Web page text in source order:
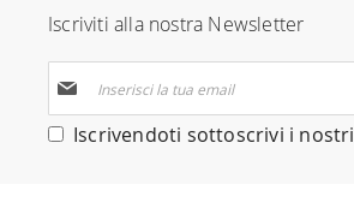
Iscriviti alla nostra Newsletter
alla
nostra
Iscrivendoti sottoscrivi i nostri